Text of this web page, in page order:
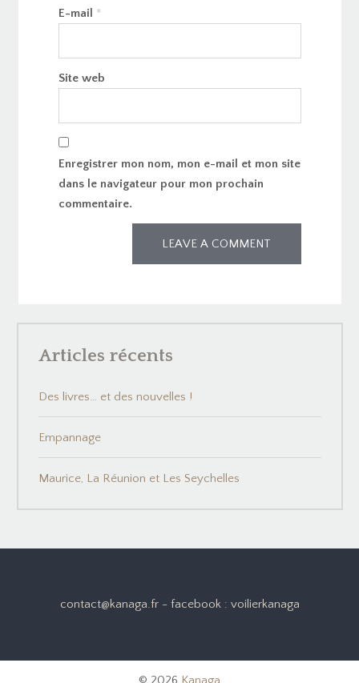
E-mail *
Site web
Enregistrer mon nom, mon e-mail et mon site
dans le navigateur pour mon prochain
commentaire.
Articles récents
Des livres… et des nouvelles !
Empannage
Maurice, La Réunion et Les Seychelles
contact@kanaga.fr - facebook : voilierkanaga
© 2026 Kanaga